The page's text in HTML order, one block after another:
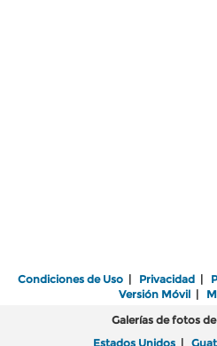
Condiciones de Uso | Privacidad |
Versión Móvil|
Galerías de fotos
Estados Unidos |